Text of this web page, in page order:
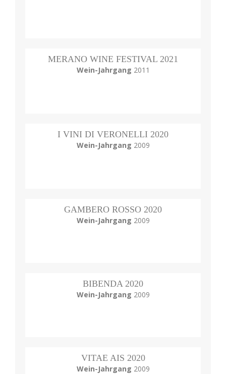
MERANO WINE FESTIVAL 2021
Wein-Jahrgang 2011
I VINI DI VERONELLI 2020
Wein-Jahrgang 2009
GAMBERO ROSSO 2020
Wein-Jahrgang 2009
BIBENDA 2020
Wein-Jahrgang 2009
VITAE AIS 2020
Wein-Jahrgang 2009